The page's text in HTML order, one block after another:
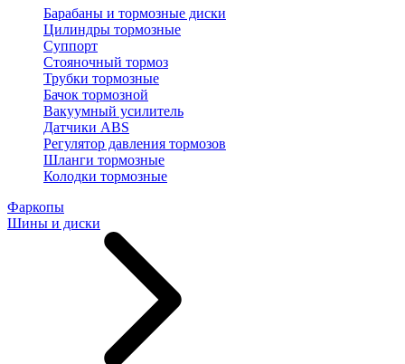
Барабаны и тормозные диски
Цилиндры тормозные
Суппорт
Стояночный тормоз
Трубки тормозные
Бачок тормозной
Вакуумный усилитель
Датчики ABS
Регулятор давления тормозов
Шланги тормозные
Колодки тормозные
Фаркопы
Шины и диски